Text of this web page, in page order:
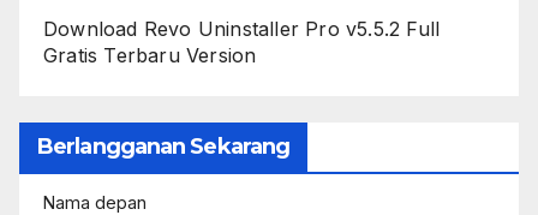
Download Revo Uninstaller Pro v5.5.2 Full
Gratis Terbaru Version
Berlangganan Sekarang
Nama depan